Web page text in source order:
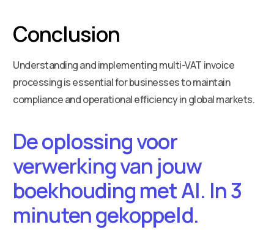
Conclusion
Understanding and implementing multi-VAT invoice
processing is essential for businesses to maintain
compliance and operational efficiency in global markets.
De oplossing voor
verwerking van jouw
boekhouding met AI. In 3
minuten gekoppeld.